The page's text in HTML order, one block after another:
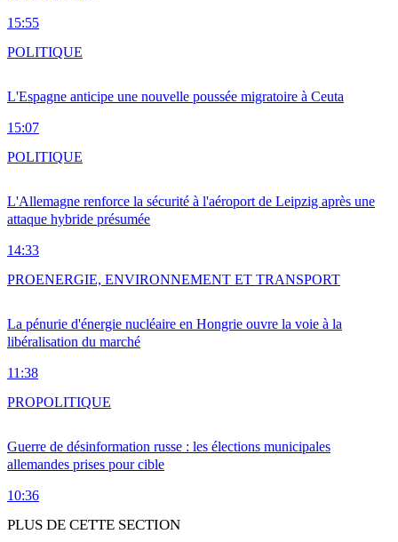
15:55
L'Espagne anticipe une nouvelle poussée migratoire à Ceuta
15:07
POLITIQUE
L'Allemagne renforce la sécurité à l'aéroport de Leipzig après une
attaque hybride présumée
14:33
POLITIQUE
La pénurie d'énergie nucléaire en Hongrie ouvre la voie à la
libéralisation du marché
11:38
PROENERGIE, ENVIRONNEMENT ET TRANSPORT
Guerre de désinformation russe : les élections municipales
allemandes prises pour cible
10:36
PROPOLITIQUE
PLUS DE CETTE SECTION